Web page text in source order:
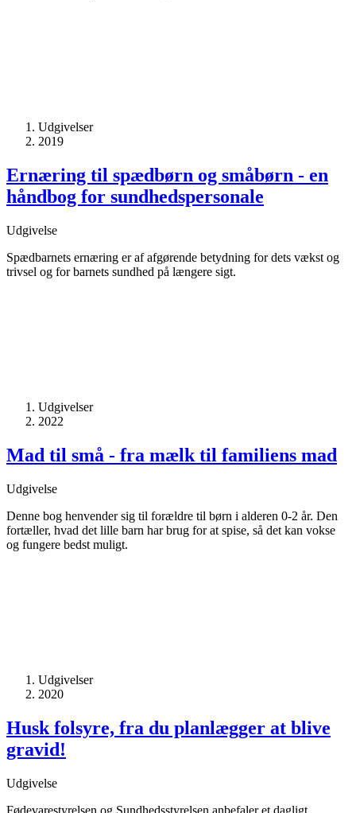
Udgivelser
2019
Ernæring til spædbørn og småbørn - en
håndbog for sundhedspersonale
Udgivelse
Spædbarnets ernæring er af afgørende betydning for dets vækst og
trivsel og for barnets sundhed på længere sigt.
Udgivelser
2022
Mad til små - fra mælk til familiens mad
Udgivelse
Denne bog henvender sig til forældre til børn i alderen 0-2 år. Den
fortæller, hvad det lille barn har brug for at spise, så det kan vokse
og fungere bedst muligt.
Udgivelser
2020
Husk folsyre, fra du planlægger at blive
gravid!
Udgivelse
Fødevarestyrelsen og Sundhedsstyrelsen anbefaler et dagligt